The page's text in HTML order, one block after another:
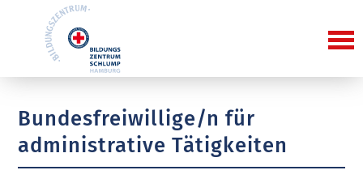
Bundesfreiwillige/n für
administrative Tätigkeiten